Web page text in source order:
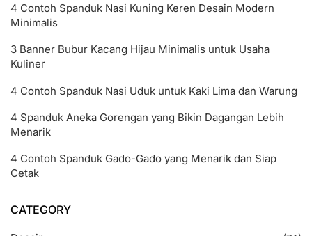
4 Contoh Spanduk Nasi Kuning Keren Desain Modern
Minimalis
3 Banner Bubur Kacang Hijau Minimalis untuk Usaha
Kuliner
4 Contoh Spanduk Nasi Uduk untuk Kaki Lima dan Warung
4 Spanduk Aneka Gorengan yang Bikin Dagangan Lebih
Menarik
4 Contoh Spanduk Gado-Gado yang Menarik dan Siap
Cetak
CATEGORY